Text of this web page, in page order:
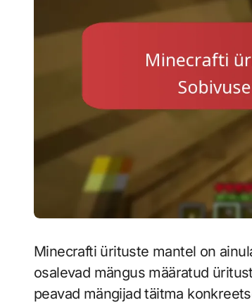
Minecrafti ürituste mantel on
osalevad mängus määratud
peavad mängijad täitma